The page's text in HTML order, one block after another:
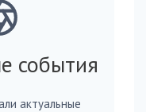
события
актуальные